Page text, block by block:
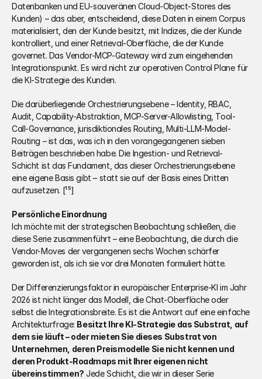
Datenbanken und EU-souveränen Cloud-Object-Stores des
Kunden) – das aber, entscheidend, diese Daten in einem Corpus
materialisiert, den der Kunde besitzt, mit Indizes, die der Kunde
kontrolliert, und einer Retrieval-Oberfläche, die der Kunde
governet. Das Vendor-MCP-Gateway wird zum eingehenden
Integrationspunkt. Es wird nicht zur operativen Control Plane für
die KI-Strategie des Kunden.
Die darüberliegende Orchestrierungsebene – Identity, RBAC,
Audit, Capability-Abstraktion, MCP-Server-Allowlisting, Tool-
Call-Governance, jurisdiktionales Routing, Multi-LLM-Model-
Routing – ist das, was ich in den vorangegangenen sieben
Beiträgen beschrieben habe. Die Ingestion- und Retrieval-
Schicht ist das Fundament, das dieser Orchestrierungsebene
eine eigene Basis gibt – statt sie auf der Basis eines Dritten
aufzusetzen. [¹⁵]
Persönliche Einordnung
Ich möchte mit der strategischen Beobachtung schließen, die
diese Serie zusammenführt – eine Beobachtung, die durch die
Vendor-Moves der vergangenen sechs Wochen schärfer
geworden ist, als ich sie vor drei Monaten formuliert hätte.
Der Differenzierungsfaktor in europäischer Enterprise-KI im Jahr
2026 ist nicht länger das Modell, die Chat-Oberfläche oder
selbst die Integrationsbreite. Es ist die Antwort auf eine einfache
Architekturfrage: Besitzt Ihre KI-Strategie das Substrat, auf
dem sie läuft – oder mieten Sie dieses Substrat von
Unternehmen, deren Preismodelle Sie nicht kennen und
deren Produkt-Roadmaps mit Ihrer eigenen nicht
übereinstimmen? Jede Schicht, die wir in dieser Serie